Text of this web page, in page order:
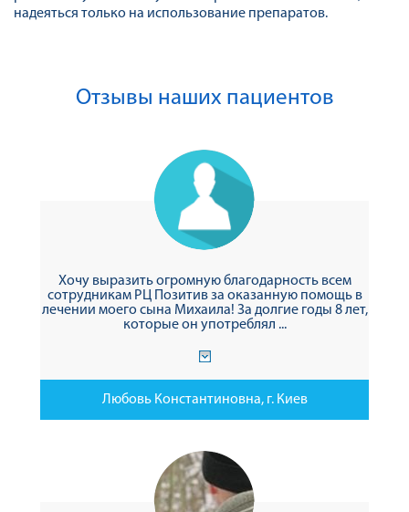
надеяться только на использование препаратов.
Отзывы наших пациентов
Хочу выразить огромную благодарность всем
сотрудникам РЦ Позитив за оказанную помощь в
лечении моего сына Михаила! За долгие годы 8 лет,
которые он употреблял ...
Любовь Константиновна, г. Киев